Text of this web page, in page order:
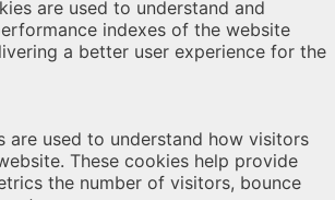
are used to understand and
indexes of the website
a better user experience for the
are used to understand how visitors
These cookies help provide
the number of visitors, bounce